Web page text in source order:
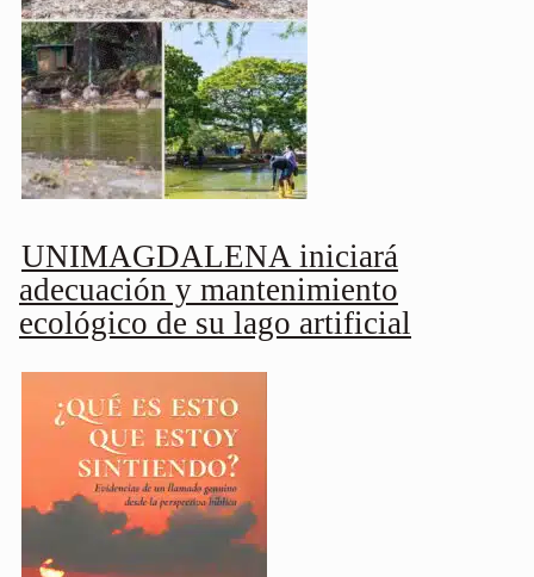
UNIMAGDALENA iniciará
adecuación y mantenimiento
ecológico de su lago artificial